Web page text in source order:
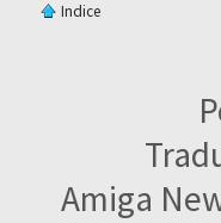
Indice
Amiga